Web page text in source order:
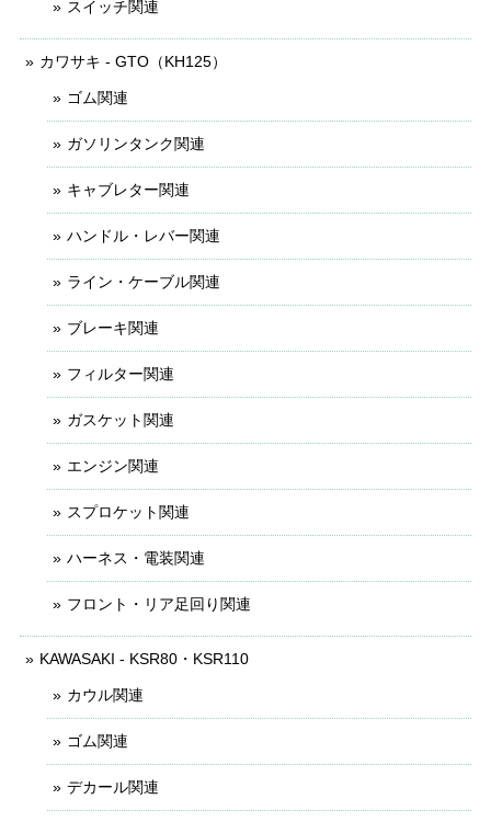
スイッチ関連
カワサキ - GTO（KH125）
ゴム関連
ガソリンタンク関連
キャブレター関連
ハンドル・レバー関連
ライン・ケーブル関連
ブレーキ関連
フィルター関連
ガスケット関連
エンジン関連
スプロケット関連
ハーネス・電装関連
フロント・リア足回り関連
KAWASAKI - KSR80・KSR110
カウル関連
ゴム関連
デカール関連